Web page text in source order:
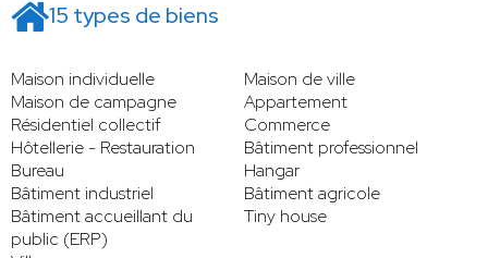
15 types de biens
Maison individuelle
Maison de ville
Maison de campagne
Appartement
Résidentiel collectif
Commerce
Hôtellerie - Restauration
Bâtiment professionnel
Bureau
Hangar
Bâtiment industriel
Bâtiment agricole
Bâtiment accueillant du
public (ERP)
Tiny house